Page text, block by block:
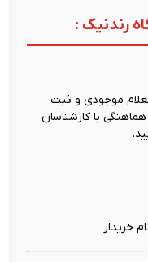
رندنیک :
موجودی و ثبت
با کارشناسان
خریدار